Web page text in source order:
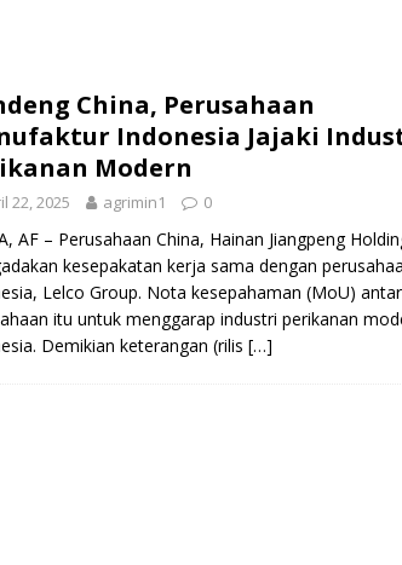
China, Perusahaan
Indonesia Jajaki
Modern
22, 2025 agrimin1 0
AF – Perusahaan China, Hainan Jiangpeng
kesepakatan kerja sama dengan
Lelco Group. Nota kesepahaman (MoU)
itu untuk menggarap industri perikanan
Demikian keterangan (rilis […]